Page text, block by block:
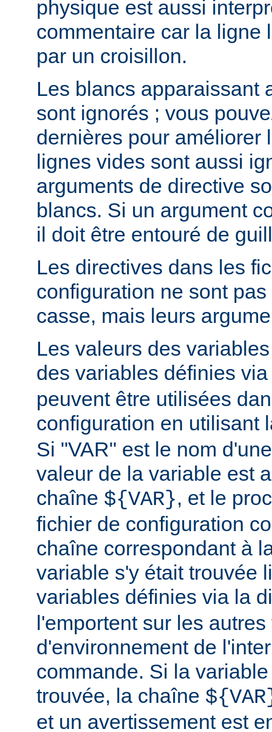
physique est aussi
commentaire car la ligne
par un croisillon.
Les blancs apparaissant
sont ignorés ; vous
dernières pour améliorer
lignes vides sont aussi
arguments de directive
blancs. Si un argument
il doit être entouré de
Les directives dans les
configuration ne sont
casse, mais leurs
Les valeurs des
des variables définies
peuvent être utilisées
configuration en utilisant
Si "VAR" est le nom
valeur de la variable est
chaîne ${VAR}, et le
fichier de configuration
chaîne correspondant à
variable s'y était trouvée
variables définies via la
l'emportent sur les
d'environnement de
commande. Si la
trouvée, la chaîne
et un avertissement est